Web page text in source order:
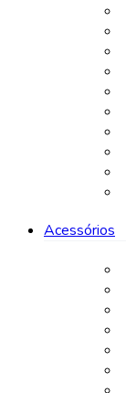
Acessórios